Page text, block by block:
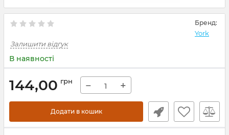
Бренд:
York
Залишити відгук
В наявності
144,00 грн − +
Додати в кошик